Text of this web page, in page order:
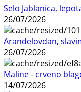
Selo Jablanica,
26/07/2026
Aranđelovdan,
26/07/2026
Maline - crveno
14/07/2026